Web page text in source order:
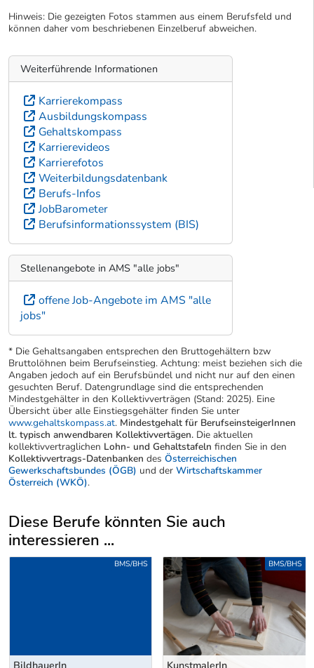
Hinweis: Die gezeigten Fotos stammen aus einem Berufsfeld und
können daher vom beschriebenen Einzelberuf abweichen.
Weiterführende Informationen
Karrierekompass
Ausbildungskompass
Gehaltskompass
Karrierevideos
Karrierefotos
Weiterbildungsdatenbank
Berufs-Infos
JobBarometer
Berufsinformationssystem (BIS)
Stellenangebote in AMS "alle jobs"
offene Job-Angebote im AMS "alle
jobs"
* Die Gehaltsangaben entsprechen den Bruttogehältern bzw
Bruttolöhnen beim Berufseinstieg. Achtung: meist beziehen sich die
Angaben jedoch auf ein Berufsbündel und nicht nur auf den einen
gesuchten Beruf. Datengrundlage sind die entsprechenden
Mindestgehälter in den Kollektivverträgen (Stand: 2025). Eine
Übersicht über alle Einstiegsgehälter finden Sie unter
www.gehaltskompass.at. Mindestgehalt für BerufseinsteigerInnen
lt. typisch anwendbaren Kollektivvertägen. Die aktuellen
kollektivvertraglichen Lohn- und Gehaltstafeln finden Sie in den
Kollektivvertrags-Datenbanken des Österreichischen
Gewerkschaftsbundes (ÖGB) und der Wirtschaftskammer
Österreich (WKÖ).
Diese Berufe könnten Sie auch
interessieren ...
Uber weitere Berufsvorschläge
BMS/BHS BMS/BHS